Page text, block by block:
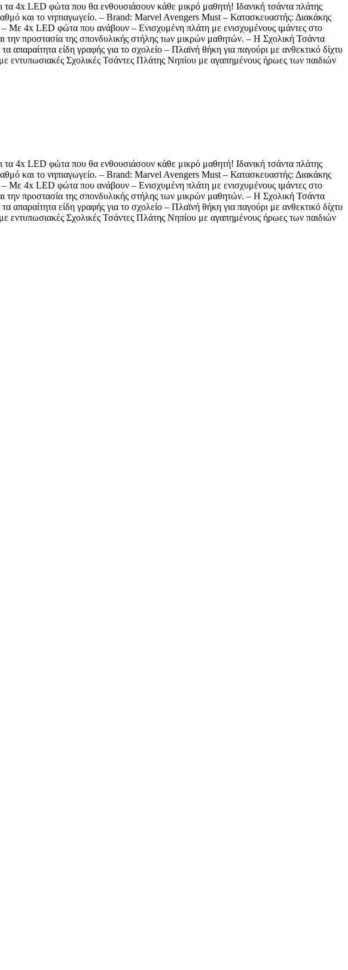
4x LED φώτα που θα ενθουσιάσουν κάθε μικρό μαθητή! Ιδανική τσάντα πλάτης
και το νηπιαγωγείο. – Brand: Marvel Avengers Must – Κατασκευαστής: Διακάκης
4x LED φώτα που ανάβουν – Ενισχυμένη πλάτη με ενισχυμένους ιμάντες στο
την προστασία της σπονδυλικής στήλης των μικρών μαθητών. – H Σχολική Τσάντα
είδη γραφής για το σχολείο – Πλαϊνή θήκη για παγούρι με ανθεκτικό δίχτυ
εντυπωσιακές Σχολικές Τσάντες Πλάτης Νηπίου με αγαπημένους ήρωες των παιδιών
4x LED φώτα που θα ενθουσιάσουν κάθε μικρό μαθητή! Ιδανική τσάντα πλάτης
και το νηπιαγωγείο. – Brand: Marvel Avengers Must – Κατασκευαστής: Διακάκης
4x LED φώτα που ανάβουν – Ενισχυμένη πλάτη με ενισχυμένους ιμάντες στο
την προστασία της σπονδυλικής στήλης των μικρών μαθητών. – H Σχολική Τσάντα
είδη γραφής για το σχολείο – Πλαϊνή θήκη για παγούρι με ανθεκτικό δίχτυ
εντυπωσιακές Σχολικές Τσάντες Πλάτης Νηπίου με αγαπημένους ήρωες των παιδιών